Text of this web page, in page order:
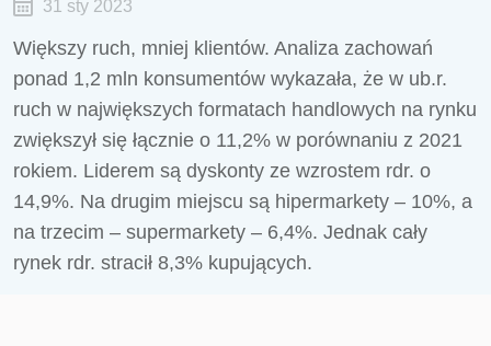
31 sty 2023
Większy ruch, mniej klientów. Analiza zachowań
ponad 1,2 mln konsumentów wykazała, że w ub.r.
ruch w największych formatach handlowych na rynku
zwiększył się łącznie o 11,2% w porównaniu z 2021
rokiem. Liderem są dyskonty ze wzrostem rdr. o
14,9%. Na drugim miejscu są hipermarkety – 10%, a
na trzecim – supermarkety – 6,4%. Jednak cały
rynek rdr. stracił 8,3% kupujących.